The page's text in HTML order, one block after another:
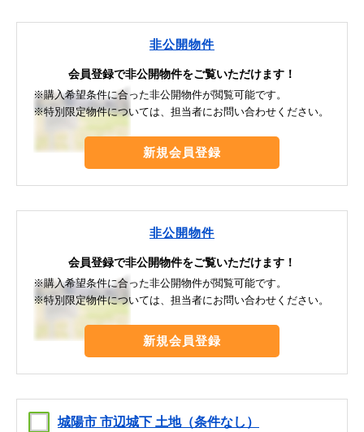
非公開物件
会員登録で非公開物件をご覧いただけます！
※購入希望条件に合った非公開物件が閲覧可能です。
※特別限定物件については、担当者にお問い合わせください。
新規会員登録
非公開物件
会員登録で非公開物件をご覧いただけます！
※購入希望条件に合った非公開物件が閲覧可能です。
※特別限定物件については、担当者にお問い合わせください。
新規会員登録
城陽市 市辺城下 土地（条件なし）